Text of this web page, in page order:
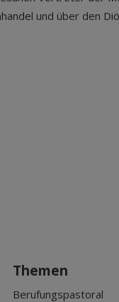
und über den
Themen
Berufungspastoral